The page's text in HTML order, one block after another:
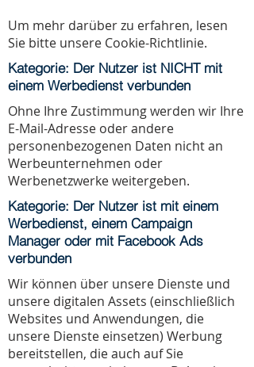
Um mehr darüber zu erfahren, lesen
Sie bitte unsere Cookie-Richtlinie.
Kategorie: Der Nutzer ist NICHT mit
einem Werbedienst verbunden
Ohne Ihre Zustimmung werden wir Ihre
E-Mail-Adresse oder andere
personenbezogenen Daten nicht an
Werbeunternehmen oder
Werbenetzwerke weitergeben.
Kategorie: Der Nutzer ist mit einem
Werbedienst, einem Campaign
Manager oder mit Facebook Ads
verbunden
Wir können über unsere Dienste und
unsere digitalen Assets (einschließlich
Websites und Anwendungen, die
unsere Dienste einsetzen) Werbung
bereitstellen, die auch auf Sie